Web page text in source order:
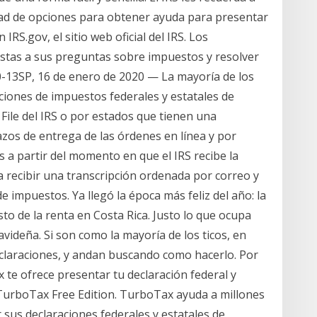
de opciones para obtener ayuda para presentar
el sitio web oficial del IRS. Los
a sus preguntas sobre impuestos y resolver
16 de enero de 2020 — La mayoría de los
de impuestos federales y estatales de
del IRS o por estados que tienen una
de entrega de las órdenes en línea y por
partir del momento en que el IRS recibe la
recibir una transcripción ordenada por correo y
impuestos. Ya llegó la época más feliz del año: la
de la renta en Costa Rica. Justo lo que ocupa
Si son como la mayoría de los ticos, en
y andan buscando como hacerlo. Por
ofrece presentar tu declaración federal y
Free Edition. TurboTax ayuda a millones